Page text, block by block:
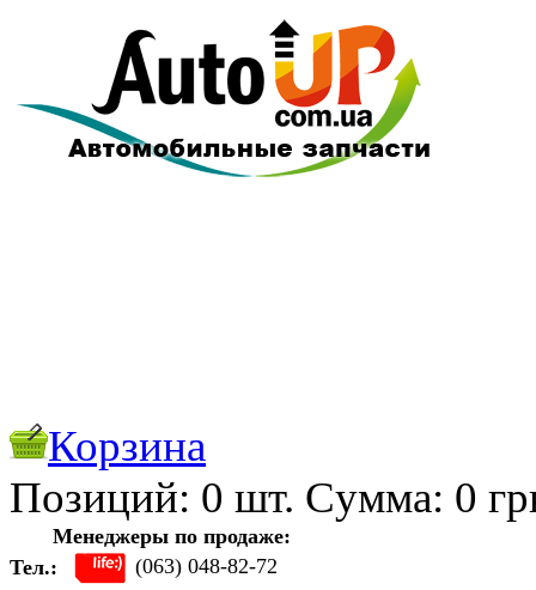
Корзина
Позиций: 0 шт. Cуммa: 0
Менеджеры по продаже:
Тел.:
(063) 048-82-72